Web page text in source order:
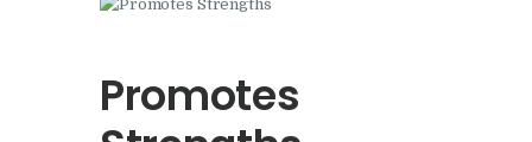
It’s Time
Promotes